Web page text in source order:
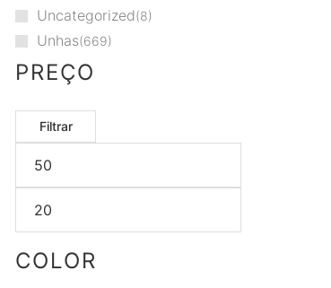
Uncategorized 8
Unhas 669
PREÇO
Filtrar
COLOR